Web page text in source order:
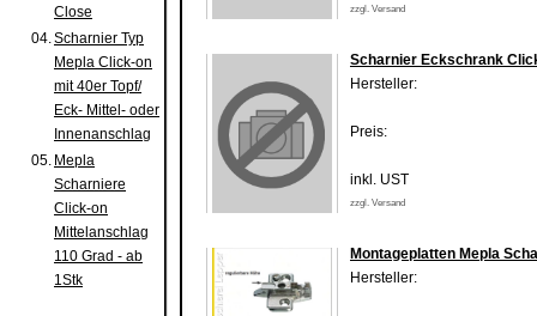
Close
04.Scharnier Typ
Mepla Click-on
mit 40er Topf/
Eck- Mittel- oder
Innenanschlag
05. Mepla
Scharniere
Click-on
Mittelanschlag
110 Grad - ab
1Stk
zzgl. Versand
Scharnier Eckschrank
Hersteller:
Preis:
inkl. UST
zzgl. Versand
Montageplatten Mepla
Hersteller: